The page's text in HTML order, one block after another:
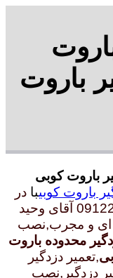
باروت
باروت کوبی
باروت کوبیبا در
صد تخفیف مشاوره رایگان,09122362676 آقای وحید
ای و مجرب,نصب
محدوده باروت
,تعمیر دزدگیر
دزدگیر,نصب